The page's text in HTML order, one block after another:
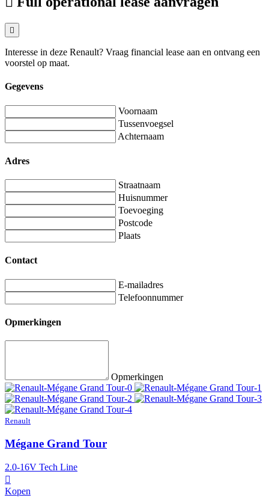
Interesse in deze Renault? Vraag financial lease aan en ontvang een
voorstel op maat.
Gegevens
Voornaam
Tussenvoegsel
Achternaam
Adres
Straatnaam
Huisnummer
Toevoeging
Postcode
Plaats
Contact
E-mailadres
Telefoonnummer
Opmerkingen
Opmerkingen
Renault
Mégane Grand Tour
2.0-16V Tech Line
Kopen